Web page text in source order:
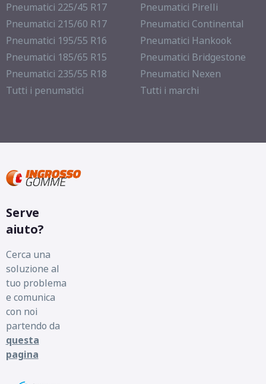
C
Pneumatici 225/45 R17
Pneumatici 215/60 R17
Pneumatici 195/55 R16
Pneumatici 185/65 R15
Pneumatici 235/55 R18
Tutti i penumatici
Pneumatici Pirelli
Pneumatici Continental
Pneumatici Hankook
Pneumatici Bridgestone
Pneumatici Nexen
Tutti i marchi
Serve
aiuto?
Cerca una
soluzione al
tuo problema
e comunica
con noi
partendo da
questa
pagina